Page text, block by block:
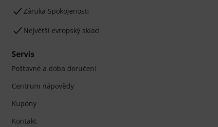
Záruka Spokojenosti
Největší evropský sklad
Servis
Poštovné a doba doručení
Centrum nápovědy
Kupóny
Kontakt